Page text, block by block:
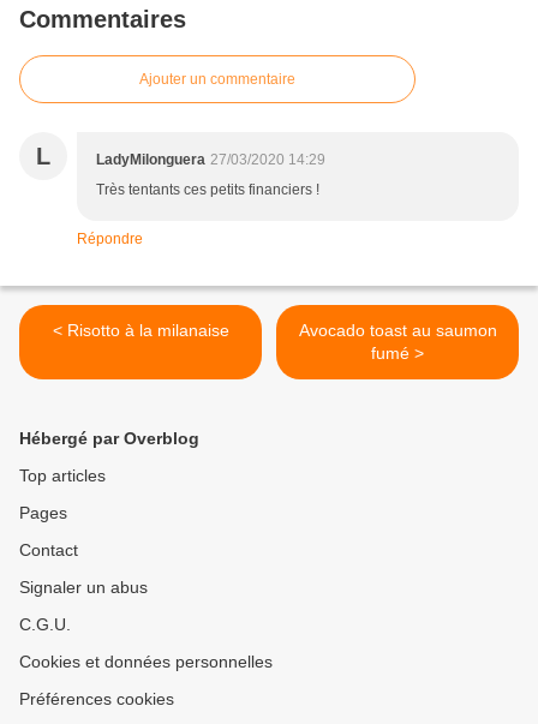
Commentaires
Ajouter un commentaire
L LadyMilonguera 27/03/2020 14:29
Très tentants ces petits financiers !
Répondre
< Risotto à la milanaise
Avocado toast au saumon
fumé >
Hébergé par Overblog
Top articles
Pages
Contact
Signaler un abus
C.G.U.
Cookies et données personnelles
Préférences cookies